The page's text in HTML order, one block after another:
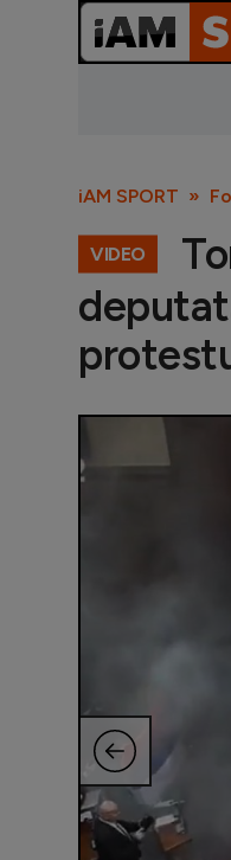
iAM SPORT
VIDEO